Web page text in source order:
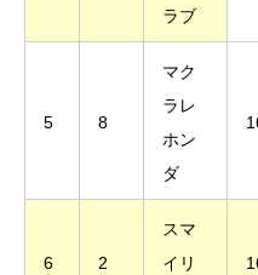
ラブ
5 8
マク
ラレ
ホン
ダ
6 2
スマ
イリ